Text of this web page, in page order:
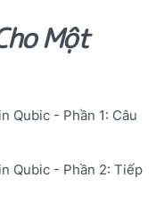
Một
Qubic - Phần 1: Câu
Qubic - Phần 2: Tiếp